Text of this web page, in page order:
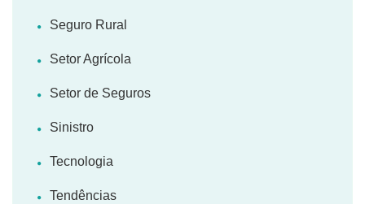
Seguro Rural
Setor Agrícola
Setor de Seguros
Sinistro
Tecnologia
Tendências